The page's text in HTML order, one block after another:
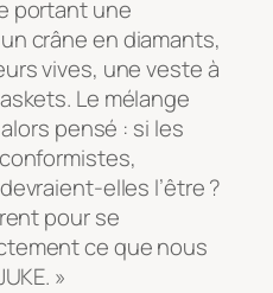
portant une
crâne en diamants,
vives, une veste à
Le mélange
pensé : si les
elles l’être ?
pour se
ce que nous
»